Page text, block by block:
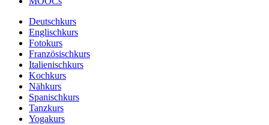
Deutschkurs
Englischkurs
Fotokurs
Französischkurs
Italienischkurs
Kochkurs
Nähkurs
Spanischkurs
Tanzkurs
Yogakurs